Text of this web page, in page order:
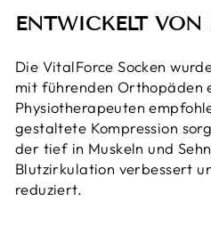
ENTWICKELT VON
Die VitalForce Socken
mit führenden Orthopäden
Physiotherapeuten
gestaltete Kompression
der tief in Muskeln und
Blutzirkulation verbessert
reduziert.